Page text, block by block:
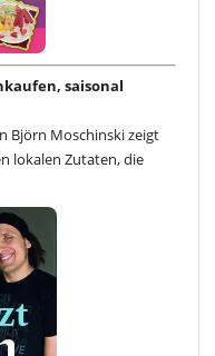
saisonal
Björn Moschinski zeigt
lokalen Zutaten, die